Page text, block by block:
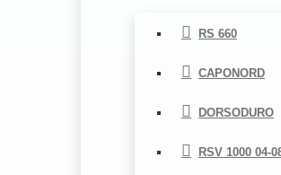
RS 660
CAPONORD
DORSODURO
RSV 1000 04-